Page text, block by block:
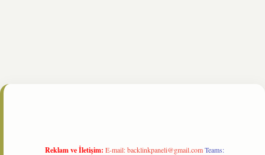
Reklam ve İletişim: E-mail:backlinkpaneli@gmail.com Teams: